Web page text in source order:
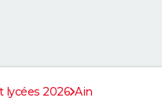
lycées 2026 Ain